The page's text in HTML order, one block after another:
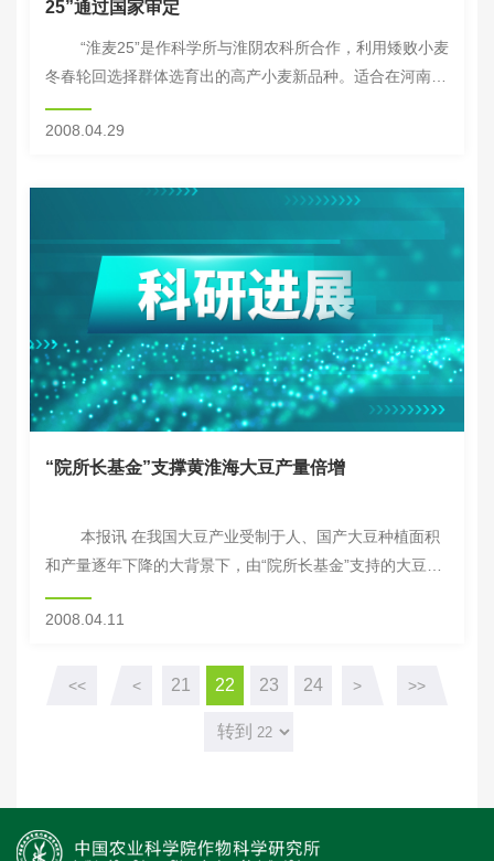
25”通过国家审定
“淮麦25”是作科学所与淮阴农科所合作，利用矮败小麦
冬春轮回选择群体选育出的高产小麦新品种。适合在河南省
中北部，安徽省北部、江苏省北部、陕西省关中地区、山东
省菏泽地区的中高肥力地块作早...
2008.04.29
“院所长基金”支撑黄淮海大豆产量倍增
本报讯 在我国大豆产业受制于人、国产大豆种植面积
和产量逐年下降的大背景下，由“院所长基金”支持的大豆新
品种“中黄13”却保持了黄淮海平原大豆产量和种植面积的双
增长。这是记者从4月7日召...
2008.04.11
<< < 21 22 23 24 > >>
转到